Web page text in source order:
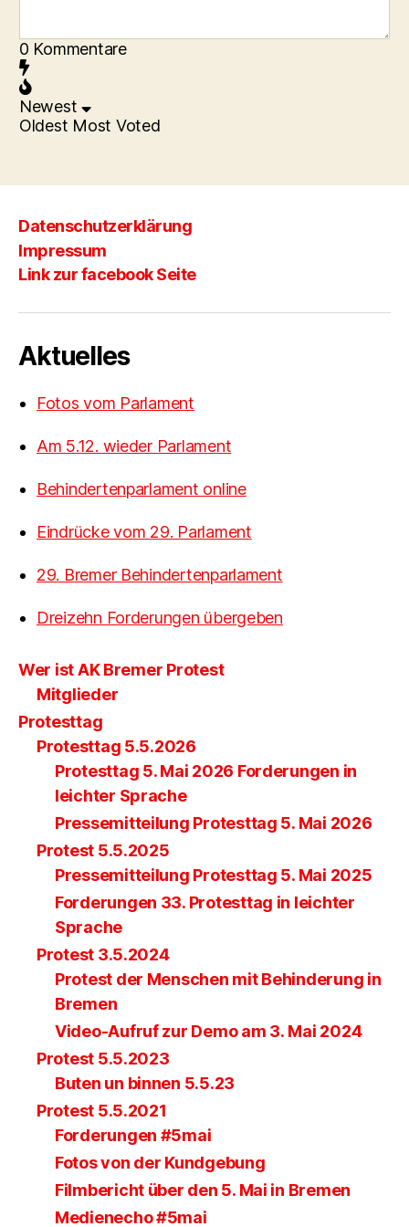
0 Kommentare
Newest
Oldest Most Voted
Datenschutzerklärung
Impressum
Link zur facebook Seite
Aktuelles
Fotos vom Parlament
Am 5.12. wieder Parlament
Behindertenparlament online
Eindrücke vom 29. Parlament
29. Bremer Behindertenparlament
Dreizehn Forderungen übergeben
Wer ist AK Bremer Protest
Mitglieder
Protesttag
Protesttag 5.5.2026
Protesttag 5. Mai 2026 Forderungen in
leichter Sprache
Pressemitteilung Protesttag 5. Mai 2026
Protest 5.5.2025
Pressemitteilung Protesttag 5. Mai 2025
Forderungen 33. Protesttag in leichter
Sprache
Protest 3.5.2024
Protest der Menschen mit Behinderung in
Bremen
Video-Aufruf zur Demo am 3. Mai 2024
Protest 5.5.2023
Buten un binnen 5.5.23
Protest 5.5.2021
Forderungen #5mai
Fotos von der Kundgebung
Filmbericht über den 5. Mai in Bremen
Medienecho #5mai